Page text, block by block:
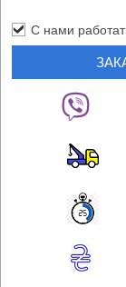
С нами